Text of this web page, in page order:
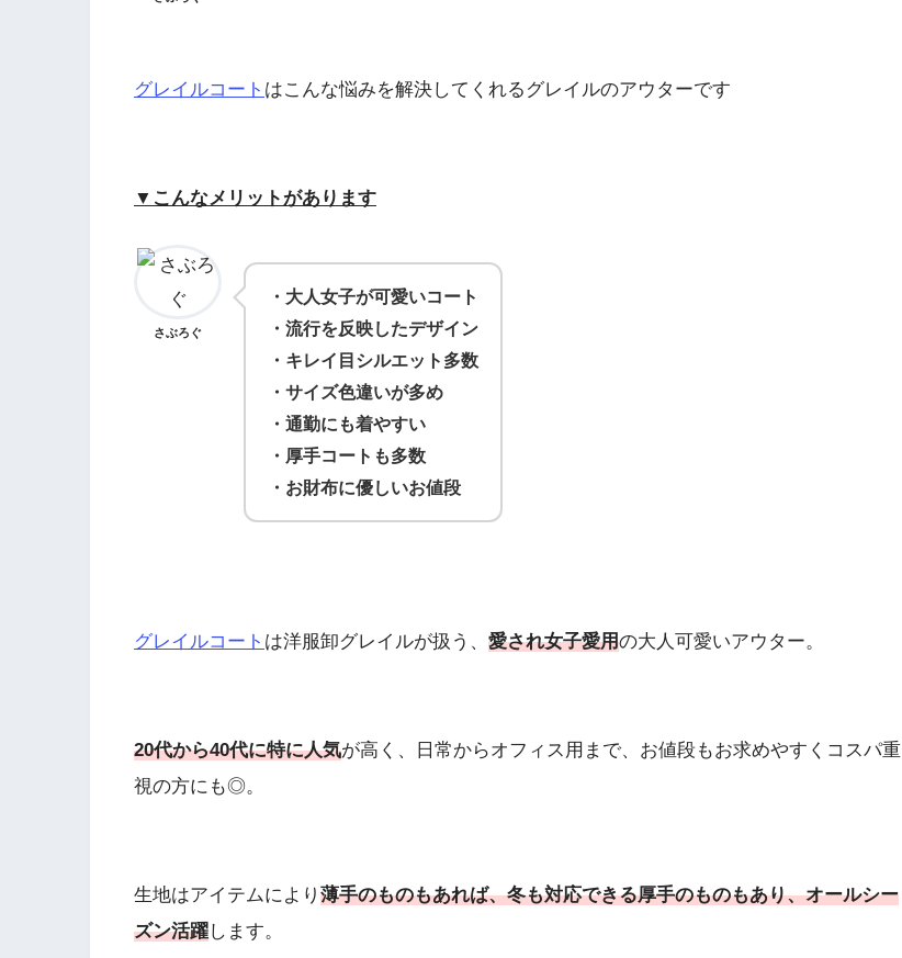
グレイルコート はこんな悩みを解決してくれるグレイルのアウターです
▼こんなメリットがあります
さぶろぐ
・大人女子が可愛いコート
・流行を反映したデザイン
・キレイ目シルエット多数
・サイズ色違いが多め
・通勤にも着やすい
・厚手コートも多数
・お財布に優しいお値段
グレイルコート は洋服卸グレイルが扱う、 愛され女子愛用の大人可愛いアウター。
20代から40代に特に人気が高く、日常からオフィス用まで、お値段もお求めやすくコスパ重
視の方にも◎。
生地はアイテムにより 薄手のものもあれば、冬も対応できる厚手のものもあり、オールシー
ズン活躍します。